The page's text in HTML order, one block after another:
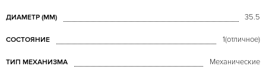
ДИАМЕТР (MM) 35.5
СОСТОЯНИЕ 1(отличное)
ТИП МЕХАНИЗМА Механические